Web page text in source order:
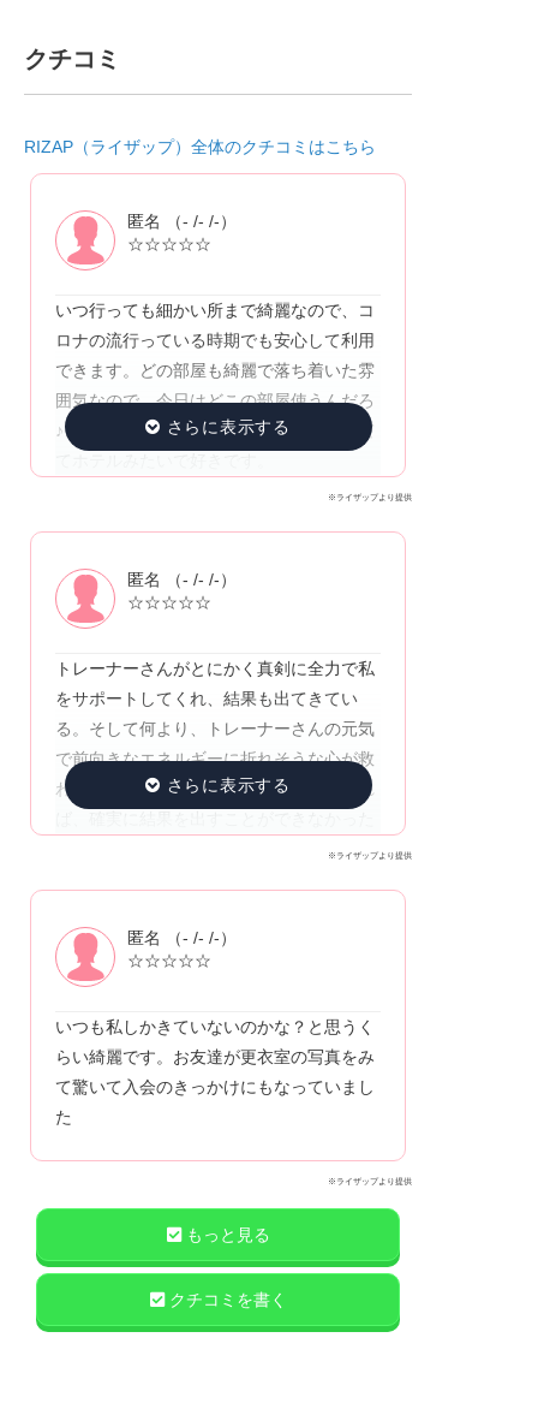
クチコミ
RIZAP（ライザップ）全体のクチコミはこちら
匿名 （- /- /-）
☆☆☆☆☆
いつ行っても細かい所まで綺麗なので、コ
ロナの流行っている時期でも安心して利用
できます。どの部屋も綺麗で落ち着いた雰
囲気なので、今日はどこの部屋使うんだろ
♪と楽しみの1つです。更衣室も落ち着いて
※ライザップより提供
匿名 （- /- /-）
☆☆☆☆☆
トレーナーさんがとにかく真剣に全力で私
をサポートしてくれ、結果も出てきてい
る。そして何より、トレーナーさんの元気
で前向きなエネルギーに折れそうな心が救
われて、頑張り続けられている！いなけれ
※ライザップより提供
匿名 （- /- /-）
☆☆☆☆☆
いつも私しかきていないのかな？と思うく
らい綺麗です。お友達が更衣室の写真をみ
て驚いて入会のきっかけにもなっていまし
た
※ライザップより提供
もっと見る
クチコミを書く